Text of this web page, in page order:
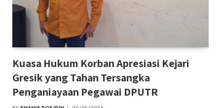
Kuasa Hukum Korban Apresiasi Kejari
Gresik yang Tahan Tersangka
Penganiayaan Pegawai DPUTR